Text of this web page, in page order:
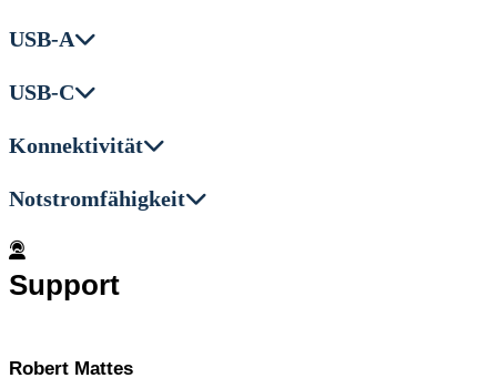
USB-A
USB-C
Konnektivität
Notstromfähigkeit
Support
Robert Mattes